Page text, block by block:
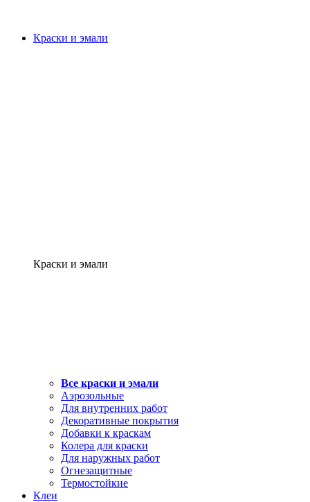
Краски и эмали
Краски и эмали
Все краски и эмали
Аэрозольные
Для внутренних работ
Декоративные покрытия
Добавки к краскам
Колера для краски
Для наружных работ
Огнезащитные
Термостойкие
Клеи